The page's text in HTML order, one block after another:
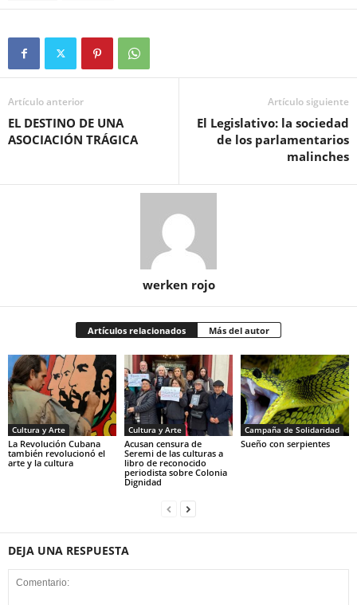
Artículo anterior
EL DESTINO DE UNA
ASOCIACIÓN TRÁGICA
Artículo siguiente
El Legislativo: la sociedad
de los parlamentarios
malinches
werken rojo
Artículos relacionados Más del autor
Cultura y Arte
La Revolución Cubana
también revolucionó el
arte y la cultura
Cultura y Arte
Acusan censura de
Seremi de las culturas a
libro de reconocido
periodista sobre Colonia
Dignidad
Campaña de Solidaridad
Sueño con serpientes
DEJA UNA RESPUESTA